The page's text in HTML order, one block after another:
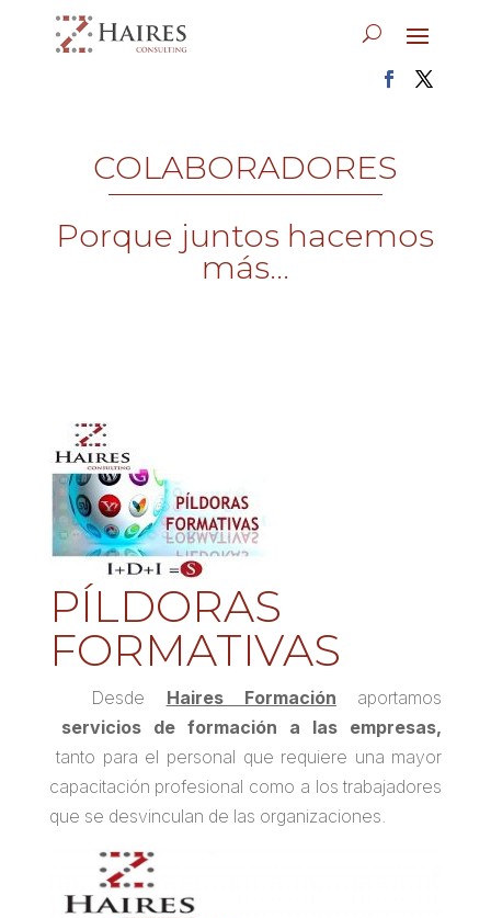
COLABORADORES
Porque juntos hacemos
más...
PÍLDORAS
FORMATIVAS
Desde Haires Formación aportamos
servicios de formación a las empresas,
tanto para el personal que requiere una mayor
capacitación profesional como a los trabajadores
que se desvinculan de las organizaciones.